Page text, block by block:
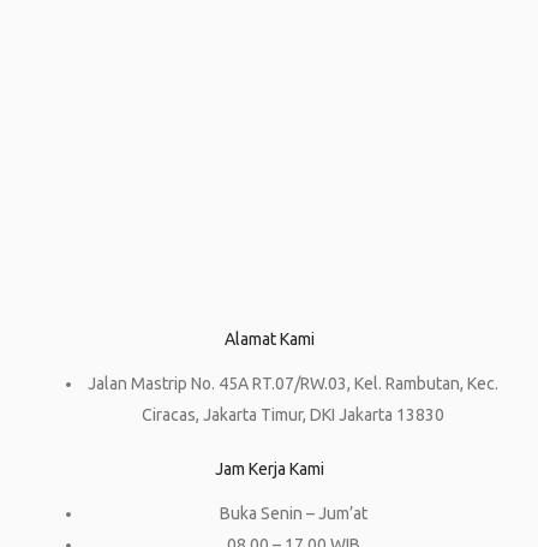
Alamat Kami
Jalan Mastrip No. 45A RT.07/RW.03, Kel. Rambutan, Kec.
Ciracas, Jakarta Timur, DKI Jakarta 13830
Jam Kerja Kami
Buka Senin – Jum’at